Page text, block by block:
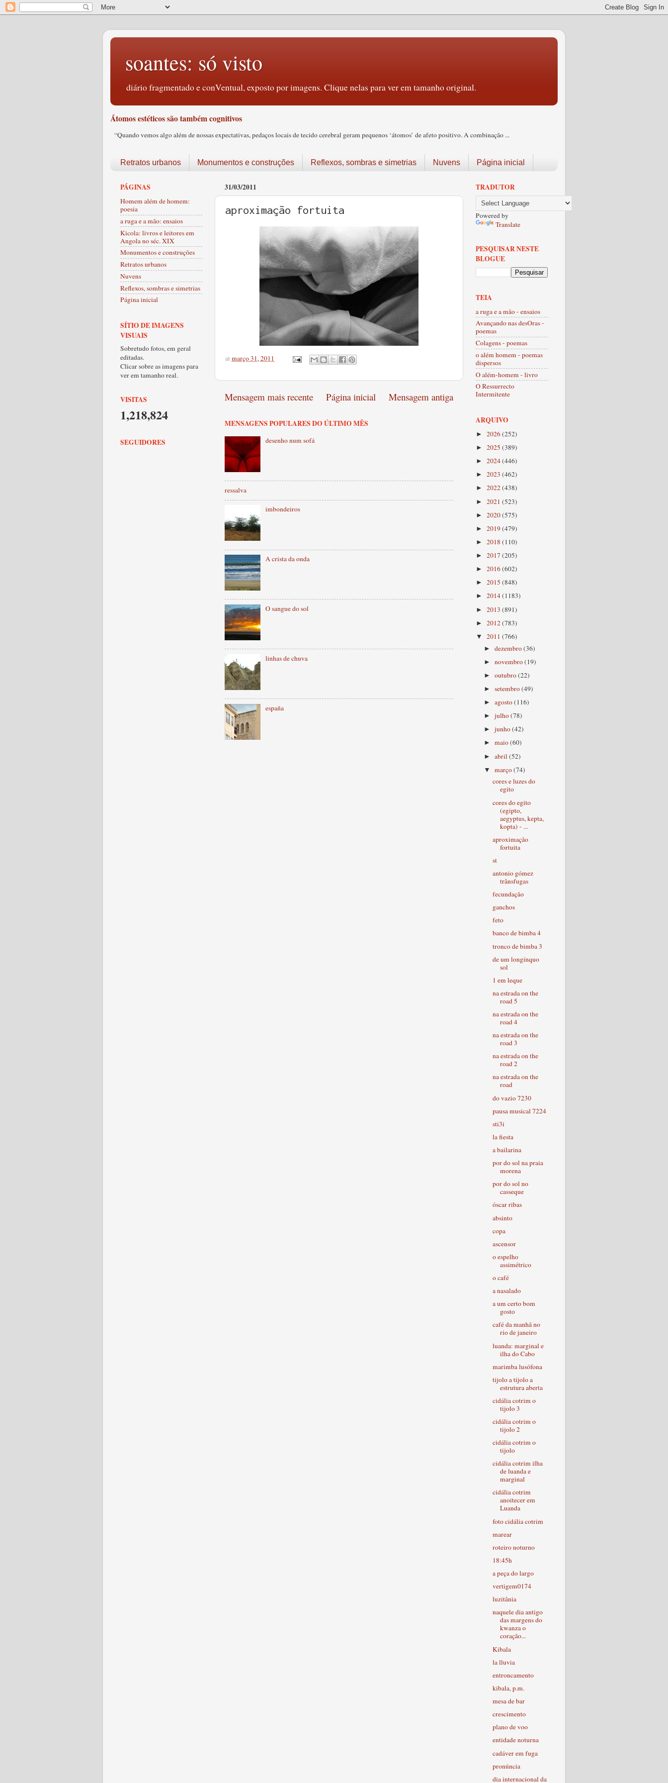
soantes: só visto
diário fragmentado e conVentual, exposto por imagens. Clique nelas para ver em tamanho original.
Átomos estéticos são também cognitivos
“Quando vemos algo além de nossas expectativas, pedaços locais de tecido cerebral geram pequenos ‘átomos’ de afeto positivo. A combinação ...
Retratos urbanos Monumentos e construções Reflexos, sombras e simetrias Nuvens Página inicial
31/03/2011
aproximação fortuita
atmarço 31, 2011
Mensagem mais recente Mensagem antiga
Página inicial
MENSAGENS POPULARES DO ÚLTIMO MÊS
desenho num sofá
ressalva
imbondeiros
A crista da onda
O sangue do sol
linhas de chuva
españa
PÁGINAS
Homem além de homem:
poesia
a ruga e a mão: ensaios
Kicola: livros e leitores em
Angola no séc. XIX
Monumentos e construções
Retratos urbanos
Nuvens
Reflexos, sombras e simetrias
Página inicial
SÍTIO DE IMAGENS
VISUAIS
Sobretudo fotos, em geral
editadas.
Clicar sobre as imagens para
ver em tamanho real.
VISITAS
1,218,824
SEGUIDORES
TRADUTOR
Powered by
Translate
PESQUISAR NESTE
BLOGUE
TEIA
a ruga e a mão - ensaios
Avançando nas desOras -
poemas
Colagens - poemas
o além homem - poemas
dispersos
O além-homem - livro
O Ressurrecto
Intermitente
ARQUIVO
► 2026(252)
► 2025 (389)
► 2024(446)
► 2023 (462)
► 2022(438)
► 2021 (523)
► 2020(575)
► 2019(479)
► 2018 (110)
► 2017 (205)
► 2016(602)
► 2015 (848)
► 2014(1183)
► 2013 (891)
► 2012(783)
▼ 2011 (766)
►dezembro(36)
►novembro(19)
►outubro(22)
►setembro(49)
►agosto(116)
►julho(78)
►junho(42)
►maio(60)
►abril(52)
▼março(74)
cores e luzes do
egito
cores do egito
(egipto,
aegyptus, kepta,
kopta) - ...
aproximação
fortuita
st
antonio gómez
trânsfugas
fecundação
ganchos
feto
banco de bimba 4
tronco de bimba 3
de um longínquo
sol
1 em leque
na estrada on the
road 5
na estrada on the
road 4
na estrada on the
road 3
na estrada on the
road 2
na estrada on the
road
do vazio 7230
pausa musical 7224
sti3i
la fiesta
a bailarina
por do sol na praia
morena
por do sol no
casseque
óscar ribas
absinto
copa
ascensor
o espelho
assimétrico
o café
a nasalado
a um certo bom
gosto
café da manhã no
rio de janeiro
luanda: marginal e
ilha do Cabo
marimba lusófona
tijolo a tijolo a
estrutura aberta
cidália cotrim o
tijolo 3
cidália cotrim o
tijolo 2
cidália cotrim o
tijolo
cidália cotrim ilha
de luanda e
marginal
cidália cotrim
anoitecer em
Luanda
foto cidália cotrim
marear
roteiro noturno
18:45h
a peça do largo
vertigem0174
luzitânia
naquele dia antigo
das margens do
kwanza o
coração...
Kibala
la lluvia
entroncamento
kibala, p.m.
mesa de bar
crescimento
plano de voo
entidade noturna
cadáver em fuga
pronúncia
dia internacional da